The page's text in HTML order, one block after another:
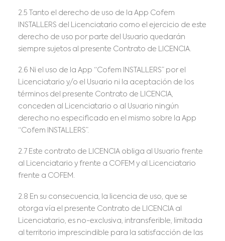
2.5 Tanto el derecho de uso de la App Cofem
INSTALLERS del Licenciatario como el ejercicio de este
derecho de uso por parte del Usuario quedarán
siempre sujetos al presente Contrato de LICENCIA.
2.6 Ni el uso de la App “Cofem INSTALLERS” por el
Licenciatario y/o el Usuario ni la aceptación de los
términos del presente Contrato de LICENCIA,
conceden al Licenciatario o al Usuario ningún
derecho no especificado en el mismo sobre la App
“Cofem INSTALLERS”.
2.7 Este contrato de LICENCIA obliga al Usuario frente
al Licenciatario y frente a COFEM y al Licenciatario
frente a COFEM.
2.8 En su consecuencia, la licencia de uso, que se
otorga vía el presente Contrato de LICENCIA al
Licenciatario, es no-exclusiva, intransferible, limitada
al territorio imprescindible para la satisfacción de las